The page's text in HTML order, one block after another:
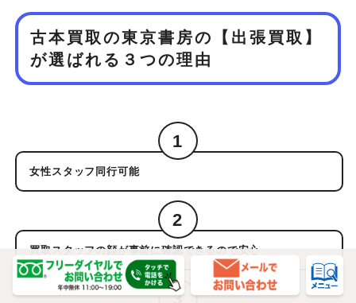
古本買取の東京書房の【出張買取】
が選ばれる３つの理由
1
女性スタッフ同行可能
2
買取スタッフの顔が事前に確認できるので安心
3